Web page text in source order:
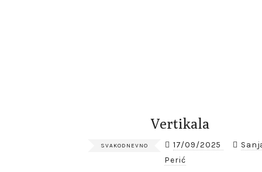
Vertikala
SVAKODNEVNO 17/09/2025
Perić